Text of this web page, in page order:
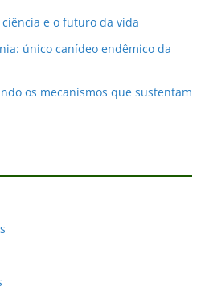
e o futuro da vida
único canídeo endêmico da
os mecanismos que sustentam